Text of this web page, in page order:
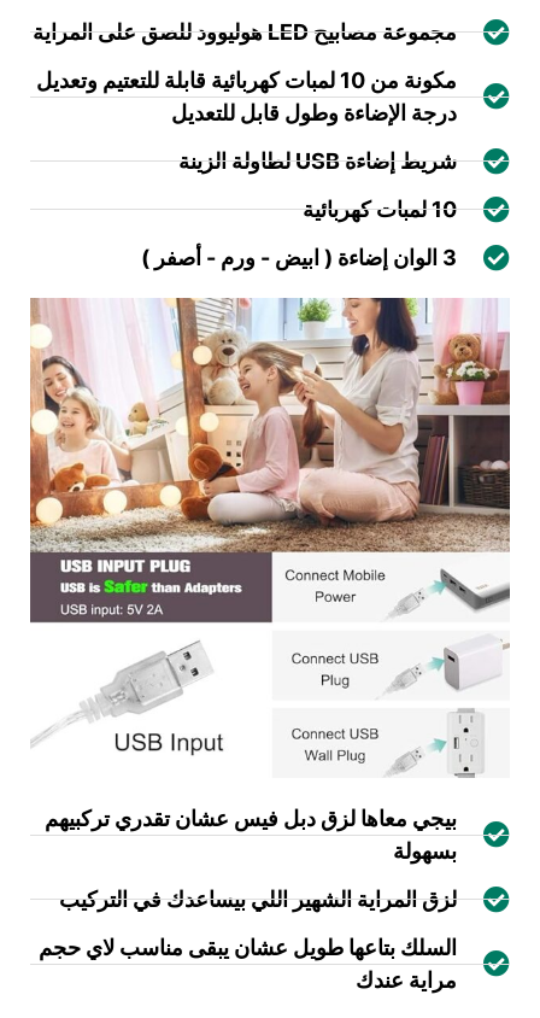
مجموعة مصابيح LED هوليوود للصق على المراية
مكونة من 10 لمبات كهربائية قابلة للتعتيم وتعديل
درجة الإضاءة وطول قابل للتعديل
شريط إضاءة USB لطاولة الزينة
10 لمبات كهربائية
3 الوان إضاءة ( ابيض - ورم - أصفر )
بيجي معاها لزق دبل فيس عشان تقدري تركبيهم
بسهولة
لزق المراية الشهير اللي بيساعدك في التركيب
السلك بتاعها طويل عشان يبقى مناسب لاي حجم
مراية عندك